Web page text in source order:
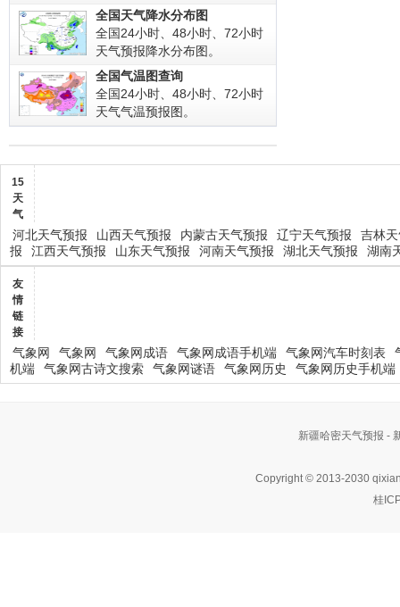
全国天气降水分布图
全国24小时、48小时、72小时
天气预报降水分布图。
全国气温图查询
全国24小时、48小时、72小时
天气气温预报图。
15
天
气
河北天气预报 山西天气预报 内蒙古天气预报 辽宁天气预报
吉林
报
江西天气预报 山东天气预报 河南天气预报 湖北天气预报 湖南
友
情
链
接
气象网 气象网 气象网成语 气象网成语手机端 气象网汽车时刻表
机端
气象网古诗文搜索 气象网谜语 气象网历史 气象网历史手机端
新疆哈密天气预报 -
Copyright © 2013-2030
桂